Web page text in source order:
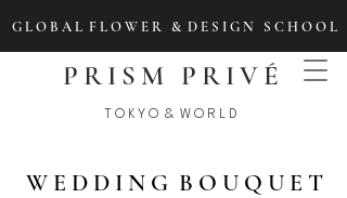
G L O B A L F L O W E R & D E S I G N S C H O O L
PRISM PRIVÉ
T O K Y O & W O R L D
W E D D I N G B O U Q U E T